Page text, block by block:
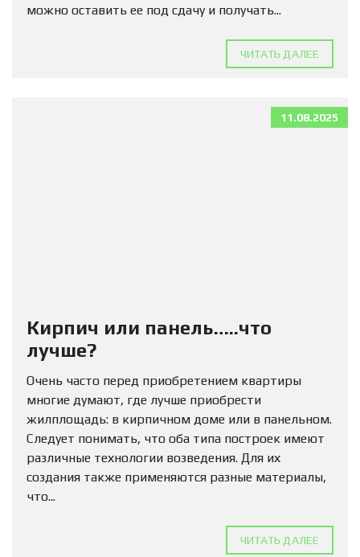
можно оставить ее под сдачу и получать...
ЧИТАТЬ ДАЛЕЕ
11.08.2025
Кирпич или панель…..что
лучше?
Очень часто перед приобретением квартиры
многие думают, где лучше приобрести
жилплощадь: в кирпичном доме или в панельном.
Следует понимать, что оба типа построек имеют
различные технологии возведения. Для их
создания также применяются разные материалы,
что...
ЧИТАТЬ ДАЛЕЕ